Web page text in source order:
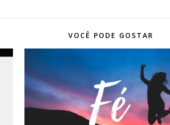
VOCÊ PODE GOSTAR